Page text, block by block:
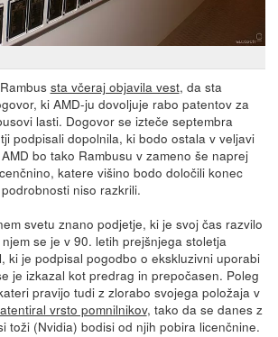
sta včeraj objavila vest, da sta
ki AMD-ju dovoljuje rabo patentov za
lasti. Dogovor se izteče septembra
podpisali dopolnila, ki bodo ostala v veljavi
bo tako Rambusu v zameno še naprej
katere višino bodo določili konec
niso razkrili.
svetu znano podjetje, ki je svoj čas razvilo
se je v 90. letih prejšnjega stoletja
ki je podpisal pogodbo o ekskluzivni uporabi
je izkazal kot predrag in prepočasen. Poleg
pravijo tudi z zlorabo svojega položaja v
vrsto pomnilnikov, tako da se danes z
toži (Nvidia) bodisi od njih pobira licenčnine.